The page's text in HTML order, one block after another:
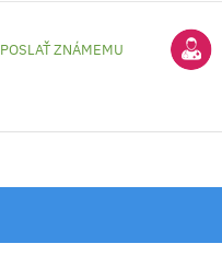
POSLAŤ ZNÁMEMU